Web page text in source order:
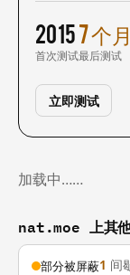
2015
首次测试
7 个
最后测试
立即测试
加载中……
nat.moe 上其
部分被屏蔽1 间